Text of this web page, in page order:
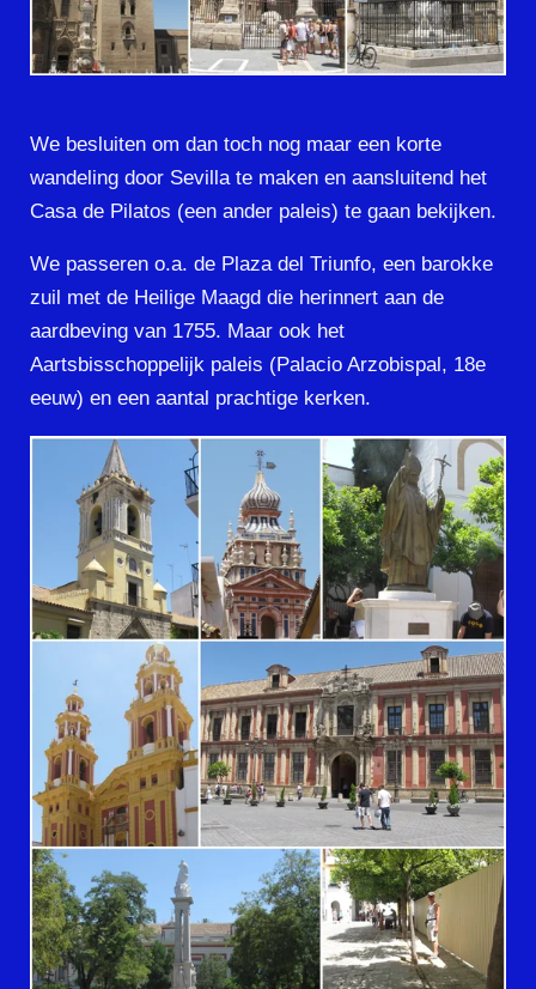
We besluiten om dan toch nog maar een korte
wandeling door Sevilla te maken en aansluitend het
Casa de Pilatos (een ander paleis) te gaan bekijken.
We passeren o.a. de Plaza del Triunfo, een barokke
zuil met de Heilige Maagd die herinnert aan de
aardbeving van 1755. Maar ook het
Aartsbisschoppelijk paleis (Palacio Arzobispal, 18e
eeuw) en een aantal prachtige kerken.